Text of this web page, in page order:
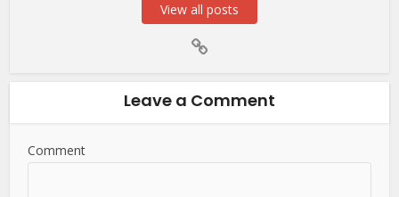
View all posts
Leave a Comment
Comment